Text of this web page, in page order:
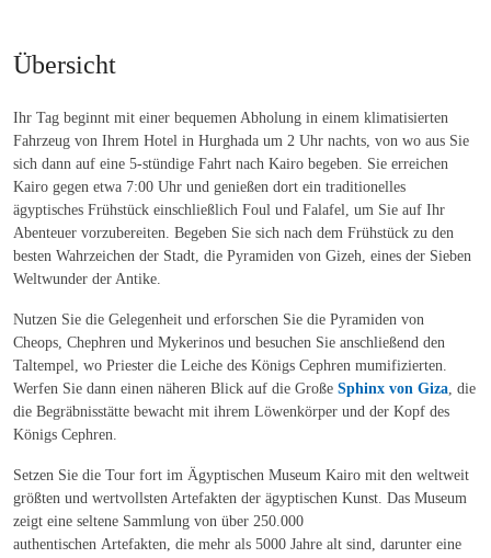
Übersicht
Ihr Tag beginnt mit einer bequemen Abholung in einem klimatisierten
Fahrzeug von Ihrem Hotel in Hurghada um 2 Uhr nachts, von wo aus Sie
sich dann auf eine 5-stündige Fahrt nach Kairo begeben. Sie erreichen
Kairo gegen etwa 7:00 Uhr und genießen dort ein traditionelles
ägyptisches Frühstück einschließlich Foul und Falafel, um Sie auf Ihr
Abenteuer vorzubereiten. Begeben Sie sich nach dem Frühstück zu den
besten Wahrzeichen der Stadt, die Pyramiden von Gizeh, eines der Sieben
Weltwunder der Antike.
Nutzen Sie die Gelegenheit und erforschen Sie die Pyramiden von
Cheops, Chephren und Mykerinos und besuchen Sie anschließend den
Taltempel, wo Priester die Leiche des Königs Cephren mumifizierten.
Werfen Sie dann einen näheren Blick auf die Große Sphinx von Giza, die
die Begräbnisstätte bewacht mit ihrem Löwenkörper und der Kopf des
Königs Cephren.
Setzen Sie die Tour fort im Ägyptischen Museum Kairo mit den weltweit
größten und wertvollsten Artefakten der ägyptischen Kunst. Das Museum
zeigt eine seltene Sammlung von über 250.000
authentischen Artefakten, die mehr als 5000 Jahre alt sind, darunter eine